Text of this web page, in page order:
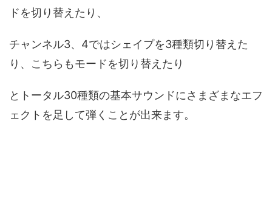
ドを切り替えたり、
チャンネル3、4ではシェイプを3種類切り替えた
り、こちらもモードを切り替えたり
とトータル30種類の基本サウンドにさまざまなエフ
ェクトを足して弾くことが出来ます。